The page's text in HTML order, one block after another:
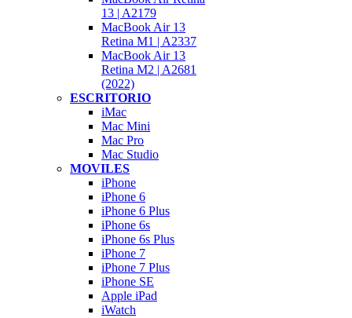
13 | A2179
MacBook Air 13
Retina M1 | A2337
MacBook Air 13
Retina M2 | A2681
(2022)
ESCRITORIO
iMac
Mac Mini
Mac Pro
Mac Studio
MOVILES
iPhone
iPhone 6
iPhone 6 Plus
iPhone 6s
iPhone 6s Plus
iPhone 7
iPhone 7 Plus
iPhone SE
Apple iPad
iWatch